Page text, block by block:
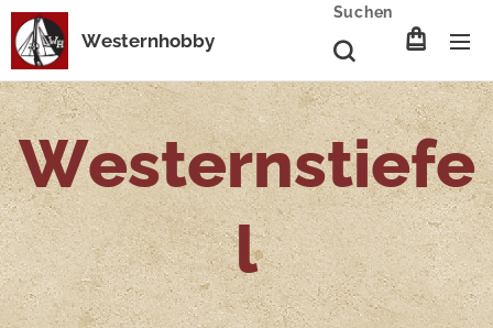
Westernhobby
Suchen
Westernstiefe
l